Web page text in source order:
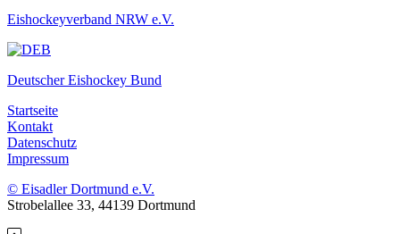
Eishockeyverband NRW e.V.
Deutscher Eishockey Bund
Startseite
Kontakt
Datenschutz
Impressum
© Eisadler Dortmund e.V.
Strobelallee 33, 44139 Dortmund